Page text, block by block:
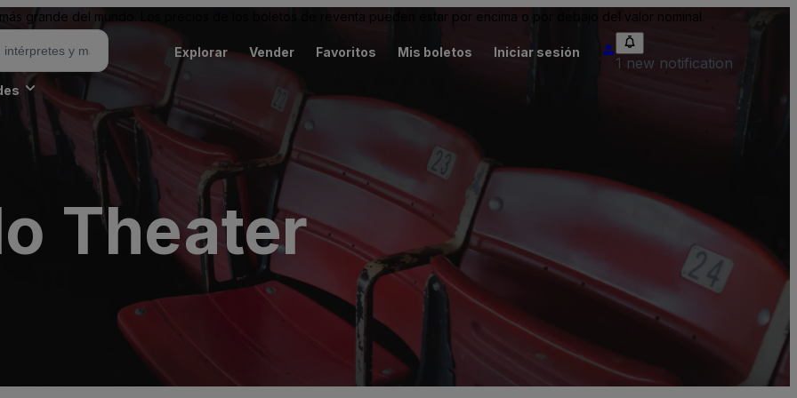
grande del mundo. Los precios de los boletos de reventa pueden estar por encima o por debajo del valor nominal.
Explorar Vender Favoritos Mis boletos Iniciar sesión
1 new notification
Theater